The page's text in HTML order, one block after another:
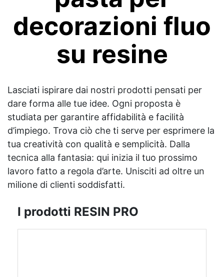
decorazioni fluo
su resine
Lasciati ispirare dai nostri prodotti pensati per
dare forma alle tue idee. Ogni proposta è
studiata per garantire affidabilità e facilità
d’impiego. Trova ciò che ti serve per esprimere la
tua creatività con qualità e semplicità. Dalla
tecnica alla fantasia: qui inizia il tuo prossimo
lavoro fatto a regola d’arte. Unisciti ad oltre un
milione di clienti soddisfatti.
I prodotti RESIN PRO